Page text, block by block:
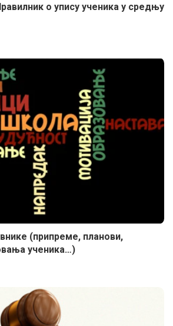
о упису ученика у средњу
(припреме, планови,
ученика…)